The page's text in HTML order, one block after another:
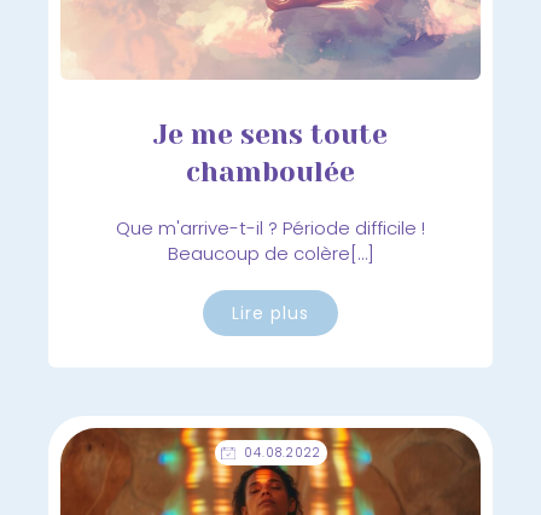
Je me sens toute
chamboulée
Que m'arrive-t-il ? Période difficile !
Beaucoup de colère[…]
Lire plus
04.08.2022